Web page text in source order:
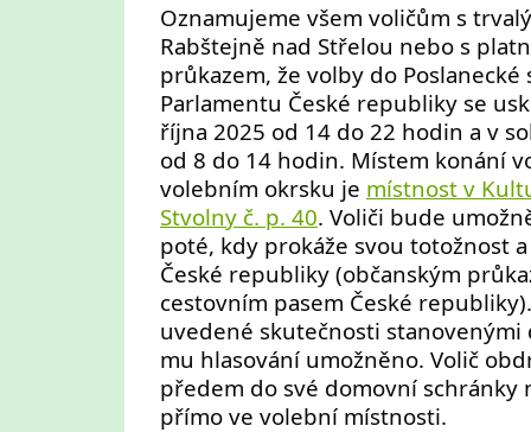
Oznamujeme všem voličům s
Rabštejně nad Střelou nebo s
průkazem, že volby do Poslanecké
Parlamentu České republiky se
října 2025 od 14 do 22 hodin a v
od 8 do 14 hodin. Místem konání
volebním okrsku je místnost v
Stvolny č. p. 40. Voliči bude
poté, kdy prokáže svou totožnost
České republiky (občanským
cestovním pasem České
uvedené skutečnosti stanovenými
mu hlasování umožněno. Volič
předem do své domovní schránky
přímo ve volební místnosti.